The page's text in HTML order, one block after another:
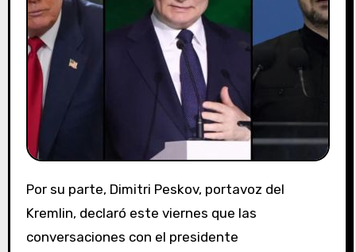
Por su parte, Dimitri Peskov, portavoz del
Kremlin, declaró este viernes que las
conversaciones con el presidente